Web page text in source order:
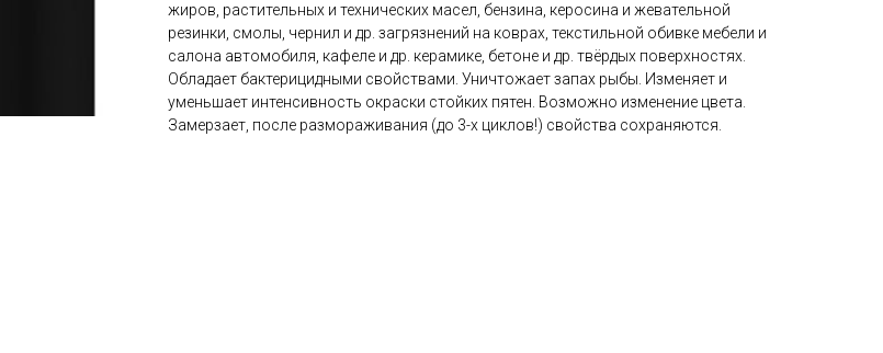
жиров, растительных и технических масел, бензина, керосина и жевательной
резинки, смолы, чернил и др. загрязнений на коврах, текстильной обивке мебели и
салона автомобиля, кафеле и др. керамике, бетоне и др. твёрдых поверхностях.
Обладает бактерицидными свойствами. Уничтожает запах рыбы. Изменяет и
уменьшает интенсивность окраски стойких пятен. Возможно изменение цвета.
Замерзает, после размораживания (до 3-х циклов!) свойства сохраняются.